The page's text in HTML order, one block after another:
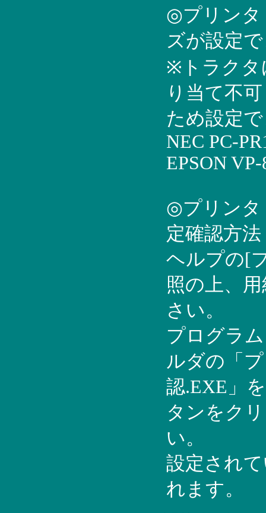
◎プリンタ
ズが設定
※トラクタ
り当て不
ため設定
NEC PC-
EPSON VP-
◎プリンタ
定確認方法
ヘルプの[
照の上、
さい。
プログラ
ルダの「
認.EXE」
タンをク
い。
設定され
れます。